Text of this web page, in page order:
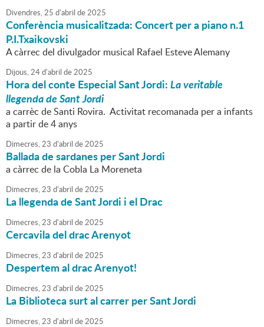
Divendres,25 d'abril de2025
Conferència musicalitzada: Concert per a piano n.1
P.I.Txaikovski
A càrrec del divulgador musical Rafael Esteve Alemany
Dijous,24d'abril de2025
Hora del conte Especial Sant Jordi:La veritable
llegenda de Sant Jordi
a carrèc de Santi Rovira. Activitat recomanada per a infants
a partir de 4 anys
Dimecres,23 d'abril de2025
Ballada de sardanes per Sant Jordi
a càrrec de la Cobla La Moreneta
Dimecres,23 d'abril de2025
La llegenda de Sant Jordi i el Drac
Dimecres,23 d'abril de2025
Cercavila del drac Arenyot
Dimecres,23 d'abril de2025
Despertem al drac Arenyot!
Dimecres,23 d'abril de2025
La Biblioteca surt al carrer per Sant Jordi
Dimecres,23 d'abril de2025